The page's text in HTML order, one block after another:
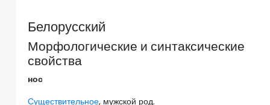
Белорусский
Морфологические и синтаксические
свойства
нос
Существительное, мужской род.